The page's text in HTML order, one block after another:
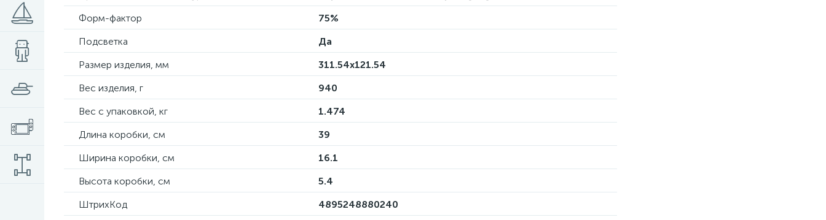
Форм-фактор
75%
Подсветка
Да
Размер изделия, мм
311.54x121.54
Вес изделия, г
940
Вес с упаковкой, кг
1.474
Длина коробки, см
39
Ширина коробки, см
16.1
Высота коробки, см
5.4
ШтрихКод
4895248880240